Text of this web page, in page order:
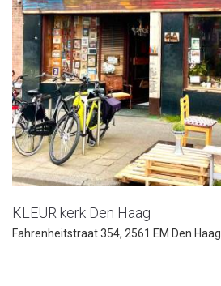
KLEUR kerk Den Haag
Fahrenheitstraat 354, 2561 EM Den Haag